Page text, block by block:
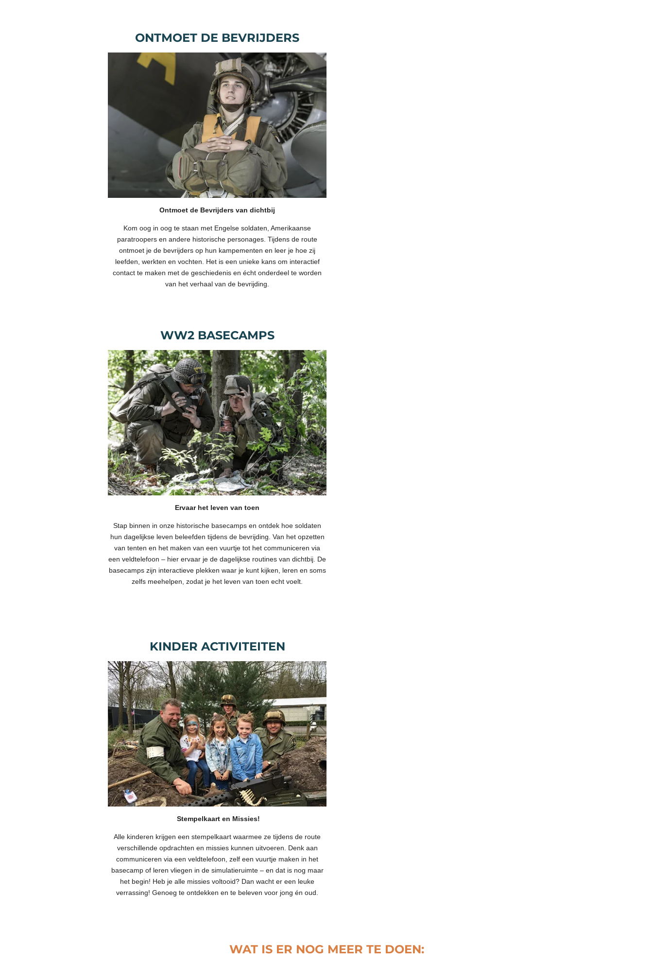
ONTMOET DE BEVRIJDERS
Ontmoet de Bevrijders van dichtbij
Kom oog in oog te staan met Engelse soldaten, Amerikaanse
paratroopers en andere historische personages. Tijdens de route
ontmoet je de bevrijders op hun kampementen en leer je hoe zij
leefden, werkten en vochten. Het is een unieke kans om interactief
contact te maken met de geschiedenis en écht onderdeel te worden
van het verhaal van de bevrijding.
WW2 BASECAMPS
Ervaar het leven van toen
Stap binnen in onze historische basecamps en ontdek hoe soldaten
hun dagelijkse leven beleefden tijdens de bevrijding. Van het opzetten
van tenten en het maken van een vuurtje tot het communiceren via
een veldtelefoon – hier ervaar je de dagelijkse routines van dichtbij. De
basecamps zijn interactieve plekken waar je kunt kijken, leren en soms
zelfs meehelpen, zodat je het leven van toen echt voelt.
KINDER ACTIVITEITEN
Stempelkaart en Missies!
Alle kinderen krijgen een stempelkaart waarmee ze tijdens de route
verschillende opdrachten en missies kunnen uitvoeren. Denk aan
communiceren via een veldtelefoon, zelf een vuurtje maken in het
basecamp of leren vliegen in de simulatieruimte – en dat is nog maar
het begin! Heb je alle missies voltooid? Dan wacht er een leuke
verrassing! Genoeg te ontdekken en te beleven voor jong én oud.
WAT IS ER NOG MEER TE DOEN: